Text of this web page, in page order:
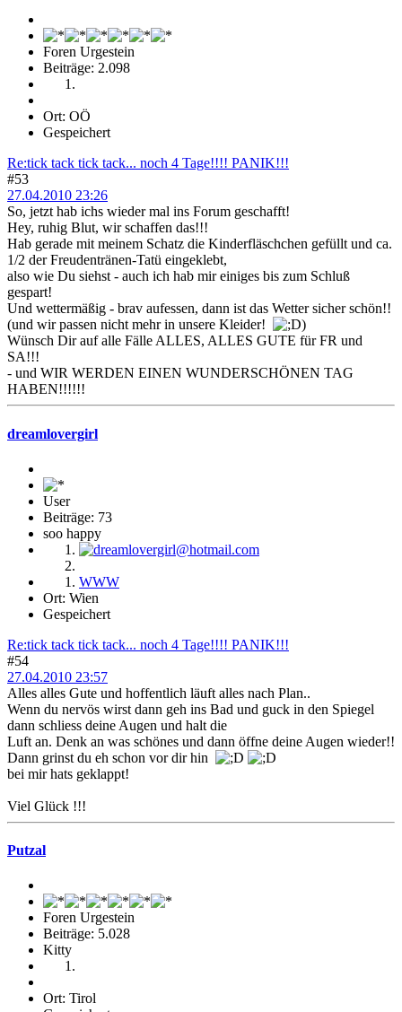
Foren Urgestein
Beiträge: 2.098
Ort: OÖ
Gespeichert
Re:tick tack tick tack... noch 4 Tage!!!! PANIK!!!
#53
27.04.2010 23:26
So, jetzt hab ichs wieder mal ins Forum geschafft!
Hey, ruhig Blut, wir schaffen das!!!
Hab gerade mit meinem Schatz die Kinderfläschchen gefüllt und ca.
1/2 der Freudentränen-Tatü eingeklebt,
also wie Du siehst - auch ich hab mir einiges bis zum Schluß
gespart!
Und wettermäßig - brav aufessen, dann ist das Wetter sicher schön!!
(und wir passen nicht mehr in unsere Kleider!
)
Wünsch Dir auf alle Fälle ALLES, ALLES GUTE für FR und
SA!!!
- und WIR WERDEN EINEN WUNDERSCHÖNEN TAG
HABEN!!!!!!
dreamlovergirl
User
Beiträge: 73
soo happy
WWW
Ort: Wien
Gespeichert
Re:tick tack tick tack... noch 4 Tage!!!! PANIK!!!
#54
27.04.2010 23:57
Alles alles Gute und hoffentlich läuft alles nach Plan..
Wenn du nervös wirst dann geh ins Bad und guck in den Spiegel
dann schliess deine Augen und halt die
Luft an. Denk an was schönes und dann öffne deine Augen wieder!!
Dann grinst du eh schon vor dir hin
bei mir hats geklappt!
Viel Glück !!!
Putzal
Foren Urgestein
Beiträge: 5.028
Kitty
Ort: Tirol